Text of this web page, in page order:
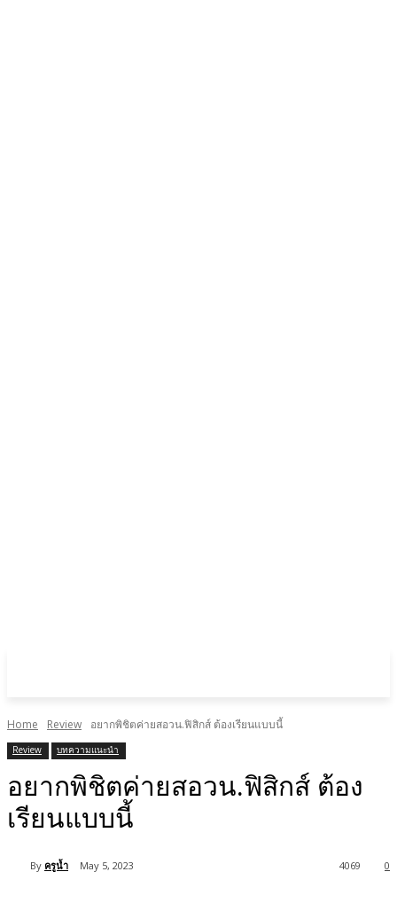
Home Review อยากพิชิตค่ายสอวน.ฟิสิกส์ ต้องเรียนแบบนี้
Review บทความแนะนำ
อยากพิชิตค่ายสอวน.ฟิสิกส์ ต้อง
เรียนแบบนี้
By ครูน้ำ May 5, 2023 0
4069